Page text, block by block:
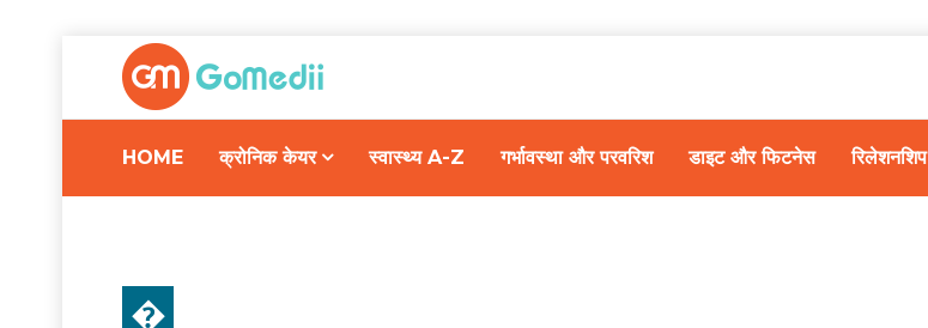
HOME क्रोनिक केयर स्वास्थ्य A-Z गर्भावस्था और परवरिश डाइट और फिटनेस रिलेशनशिप
�